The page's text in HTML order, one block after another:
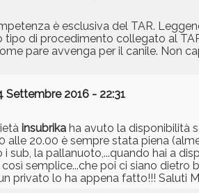
è esclusiva del TAR.
tipo di procedimento collegato al
pare avvenga per il canile. Non
Settembre 2016 - 22:31
insubrika ha avuto la disponibilità
alle 20.00 è sempre stata piena
la pallanuoto,...quando hai a
semplice...che poi ci siano dietro
privato lo ha appena fatto!!! Saluti